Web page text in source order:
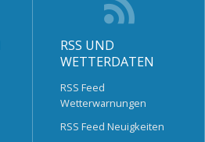
RSS UND
WETTERDATEN
RSS Feed
Wetterwarnungen
RSS Feed Neuigkeiten